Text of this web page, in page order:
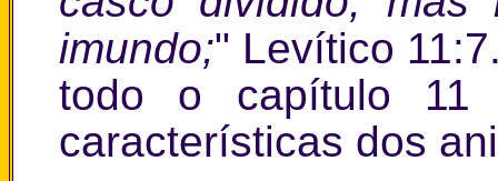
imundo;" Levítico
todo o capítulo
características dos